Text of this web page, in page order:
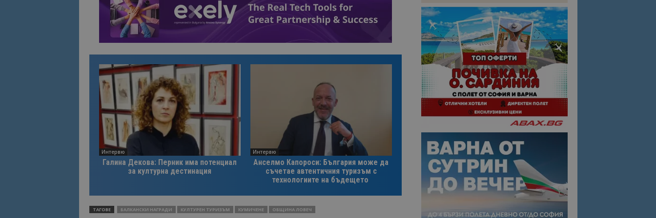
Интервю
Галина Декова: Перник има потенциал
за културна дестинация
Интервю
Анселмо Капороси: България може да
съчетае автентичния туризъм с
технологиите на бъдещето
ТАГОВЕ БАЛКАНСКИ НАГРАДИ КУЛТУРЕН ТУРИЗЪМ КУМИЧЕНЕ ОБЩИНА ЛОВЕЧ